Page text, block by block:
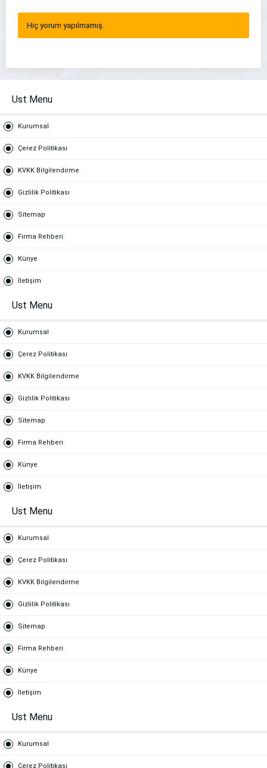
Hiç yorum yapılmamış.
Ust Menu
Kurumsal
Çerez Politikası
KVKK Bilgilendirme
Gizlilik Politikası
Sitemap
Firma Rehberi
Künye
İletişim
Ust Menu
Kurumsal
Çerez Politikası
KVKK Bilgilendirme
Gizlilik Politikası
Sitemap
Firma Rehberi
Künye
İletişim
Ust Menu
Kurumsal
Çerez Politikası
KVKK Bilgilendirme
Gizlilik Politikası
Sitemap
Firma Rehberi
Künye
İletişim
Ust Menu
Kurumsal
Çerez Politikası